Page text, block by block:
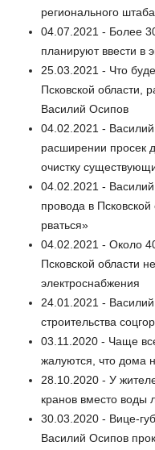
регионального
04.07.2021 - Более
планируют ввести в
25.03.2021 - Что
Псковской области,
Василий Осипов
04.02.2021 -
расширении просек
очистку
04.02.2021 -
провода в
рваться»
04.02.2021 - Около
Псковской области
электроснабжения
24.01.2021 -
строительства
03.11.2020 - Чаще
жалуются, что дома
28.10.2020 - У
кранов вместо воды
30.03.2020 - Вице-
Василий Осипов